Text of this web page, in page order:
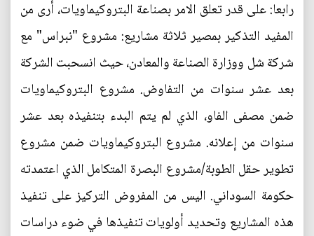
رابعا: على قدر تعلق الامر بصناعة البتروكيماويات، أرى من
المفيد التذكير بمصير ثلاثة مشاريع: مشروع "نبراس" مع
شركة شل ووزارة الصناعة والمعادن، حيث انسحبت الشركة
بعد عشر سنوات من التفاوض. مشروع البتروكيماويات
ضمن مصفى الفاو، الذي لم يتم البدء بتنفيذه بعد عشر
سنوات من إعلانه. مشروع البتروكيماويات ضمن مشروع
تطوير حقل الطوبة/مشروع البصرة المتكامل الذي اعتمدته
حكومة السوداني. اليس من المفروض التركيز على تنفيذ
هذه المشاريع وتحديد أولويات تنفيذها في ضوء دراسات